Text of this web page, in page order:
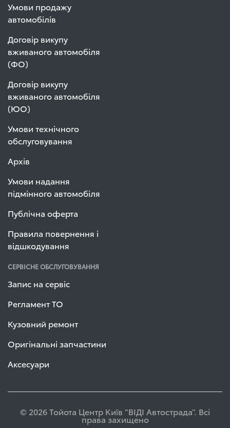
Умови продажу
автомобілів
Договір викупу
вживаного автомобіля
(ФО)
Договір викупу
вживаного автомобіля
(ЮО)
Умови технічного
обслуговування
Архів
Умови надання
підмінного автомобіля
Публічна оферта
Правила повернення і
відшкодування
СЕРВІСНЕ ОБСЛУГОВУВАННЯ
Запис на сервіс
Регламент ТО
Кузовний ремонт
Оригінальні запчастини
Аксесуари
© 2026 Тойота Центр Київ “ВІДІ Автострада”. Всі
права захищено